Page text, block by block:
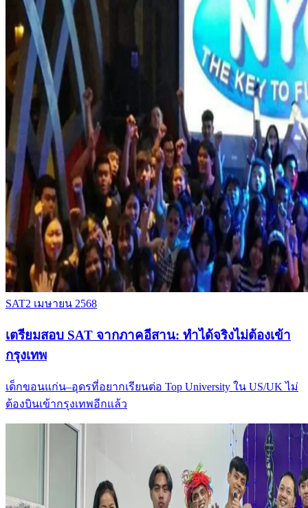
SAT2 เมษายน 2568
เตรียมสอบ SAT จากภาคอีสาน: ทำได้จริงไม่ต้องเข้า
กรุงเทพ
เด็กขอนแก่น–อุดรที่อยากเรียนต่อ Top University ใน US/UK ไม่
ต้องบินเข้ากรุงเทพอีกแล้ว